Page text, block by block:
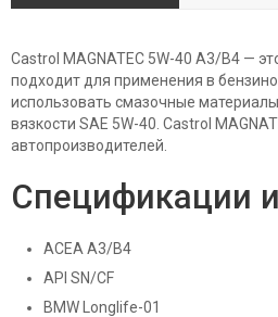
Castrol MAGNATEC 5W-40 A3/B4 —
подходит для применения в
использовать смазочные
вязкости SAE 5W-40. Castrol
автопроизводителей.
Спецификации
ACEA A3/B4
API SN/CF
BMW Longlife-01